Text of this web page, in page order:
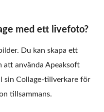
med ett livefoto?
Du kan skapa ett
att använda Apeaksoft
sin Collage-tillverkare för
tillsammans.